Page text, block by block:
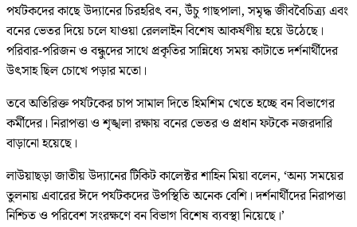
পর্যটকদের কাছে উদ্যানের চিরহরিৎ বন, উঁচু গাছপালা, সমৃদ্ধ জীববৈচিত্র্য এবং
বনের ভেতর দিয়ে চলে যাওয়া রেললাইন বিশেষ আকর্ষণীয় হয়ে উঠেছে।
পরিবার-পরিজন ও বন্ধুদের সাথে প্রকৃতির সান্নিধ্যে সময় কাটাতে দর্শনার্থীদের
উৎসাহ ছিল চোখে পড়ার মতো।
তবে অতিরিক্ত পর্যটকের চাপ সামাল দিতে হিমশিম খেতে হচ্ছে বন বিভাগের
কর্মীদের। নিরাপত্তা ও শৃঙ্খলা রক্ষায় বনের ভেতর ও প্রধান ফটকে নজরদারি
বাড়ানো হয়েছে।
লাউয়াছড়া জাতীয় উদ্যানের টিকিট কালেক্টর শাহিন মিয়া বলেন, ‘অন্য সময়ের
তুলনায় এবারের ঈদে পর্যটকদের উপস্থিতি অনেক বেশি। দর্শনার্থীদের নিরাপত্তা
নিশ্চিত ও পরিবেশ সংরক্ষণে বন বিভাগ বিশেষ ব্যবস্থা নিয়েছে।’